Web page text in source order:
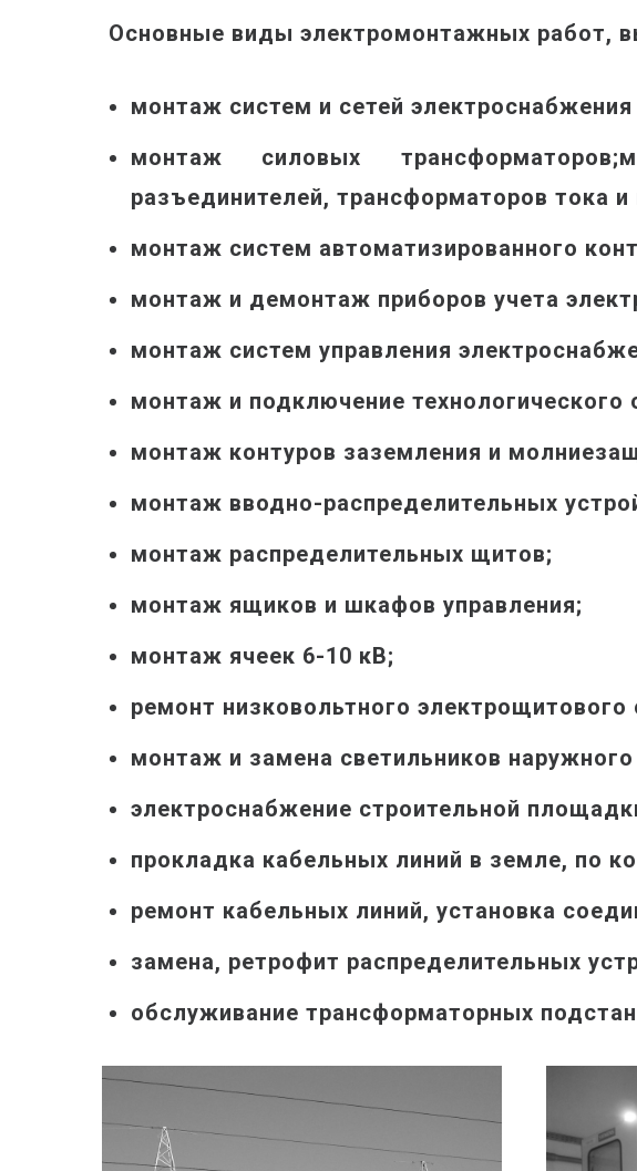
Основные виды электромонтажных работ,
монтаж систем и сетей
монтаж силовых
разъединителей, трансформаторов тока и
монтаж систем автоматизированного
монтаж и демонтаж приборов учета
монтаж систем управления
монтаж и подключение технологического
монтаж контуров заземления и
монтаж вводно-распределительных
монтаж распределительных щитов;
монтаж ящиков и шкафов управления;
монтаж ячеек 6-10 кВ;
ремонт низковольтного электрощитового
монтаж и замена светильников
электроснабжение строительной
прокладка кабельных линий в земле, по
ремонт кабельных линий, установка
замена, ретрофит распределительных
обслуживание трансформаторных